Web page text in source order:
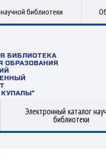
библиотеки
БИБЛИОТЕКА
ОБРАЗОВАНИЯ
Электронный каталог
библиотеки